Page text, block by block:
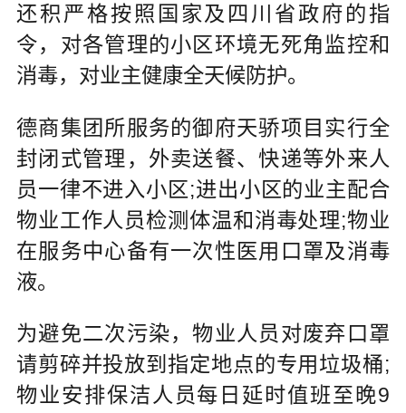
还积严格按照国家及四川省政府的指
令，对各管理的小区环境无死角监控和
消毒，对业主健康全天候防护。
德商集团所服务的御府天骄项目实行全
封闭式管理，外卖送餐、快递等外来人
员一律不进入小区;进出小区的业主配合
物业工作人员检测体温和消毒处理;物业
在服务中心备有一次性医用口罩及消毒
液。
为避免二次污染，物业人员对废弃口罩
请剪碎并投放到指定地点的专用垃圾桶;
物业安排保洁人员每日延时值班至晚9